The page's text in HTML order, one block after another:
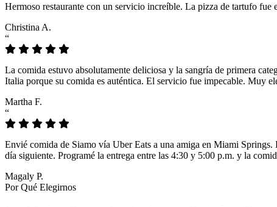
Hermoso restaurante con un servicio increíble. La pizza de tartufo fue
Christina A.
“
La comida estuvo absolutamente deliciosa y la sangría de primera
Italia porque su comida es auténtica. El servicio fue impecable. Muy
Martha F.
“
Envié comida de Siamo vía Uber Eats a una amiga en Miami
día siguiente. Programé la entrega entre las 4:30 y 5:00 p.m. y la
Magaly P.
Por Qué Elegirnos